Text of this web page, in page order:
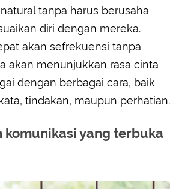
tanpa harus berusaha
diri dengan mereka.
akan sefrekuensi tanpa
akan menunjukkan rasa cinta
dengan berbagai cara, baik
tindakan, maupun perhatian.
komunikasi yang terbuka